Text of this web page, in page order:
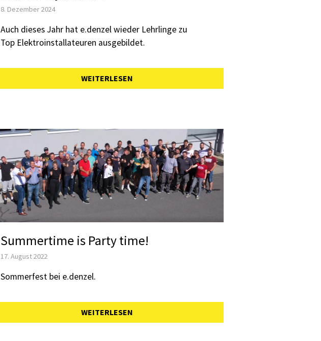
8. Dezember 2024
Auch dieses Jahr hat e.denzel wieder Lehrlinge zu
Top Elektroinstallateuren ausgebildet.
WEITERLESEN
Summertime is Party time!
17. August 2022
Sommerfest bei e.denzel.
WEITERLESEN